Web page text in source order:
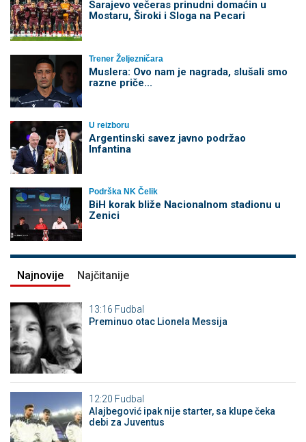
Sarajevo večeras prinudni domaćin u
Mostaru, Široki i Sloga na Pecari
Trener Željezničara
Muslera: Ovo nam je nagrada, slušali smo
razne priče...
U reizboru
Argentinski savez javno podržao
Infantina
Podrška NK Čelik
BiH korak bliže Nacionalnom stadionu u
Zenici
Najnovije Najčitanije
13:16 Fudbal
Preminuo otac Lionela Messija
12:20 Fudbal
Alajbegović ipak nije starter, sa klupe čeka
debi za Juventus